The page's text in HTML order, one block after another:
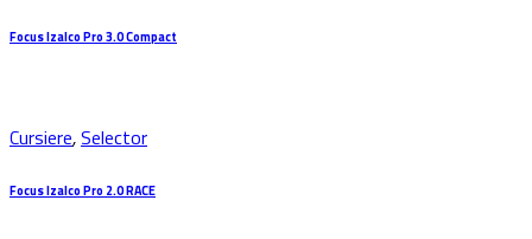
Focus Izalco Pro 3.0 Compact
Cursiere,Selector
Focus Izalco Pro 2.0 RACE